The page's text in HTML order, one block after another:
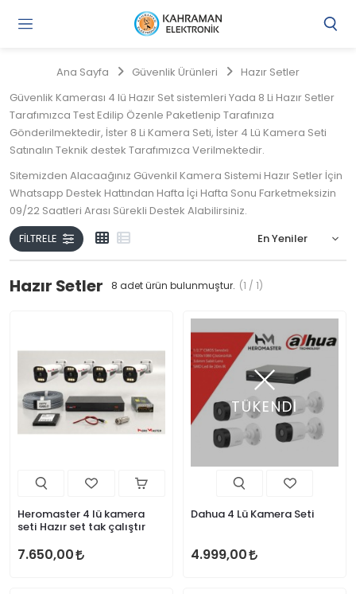
Ana Sayfa Güvenlik Ürünleri Hazır Setler
Güvenlik Kamerası 4 lü Hazır Set sistemleri Yada 8 Li Hazır Setler
Tarafımızca Test Edilip Özenle Paketlenip Tarafınıza
Gönderilmektedir, İster 8 Li Kamera Seti, İster 4 Lü Kamera Seti
Satınalın Teknik destek Tarafımızca Verilmektedir.
Sitemizden Alacaağınız Güvenkil Kamera Sistemi Hazır Setler İçin
Whatsapp Destek Hattından Hafta İçi Hafta Sonu Farketmeksizin
09/22 Saatleri Arası Sürekli Destek Alabilirsiniz.
Kahraman Elektronik Ayrıcalığını Yaşayın
FILTRELE
Hazır Setler 8 adet ürün bulunmuştur. (1 / 1)
Heromaster 4 lü kamera
seti Hazır set tak çalıştır
7.650,00
TÜKENDİ
Dahua 4 Lü Kamera Seti
4.999,00